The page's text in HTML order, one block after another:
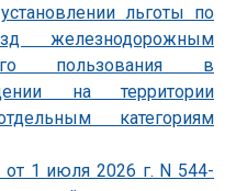
льготы по
железнодорожным
пользования в
на территории
категориям
1 июля 2026 г. N 544-